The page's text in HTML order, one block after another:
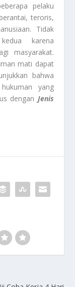
pelaku
teroris,
Tidak
karena
masyarakat.
mati dapat
bahwa
yang
dengan Jenis